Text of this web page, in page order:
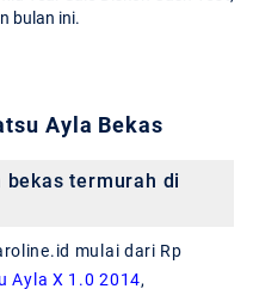
bulan ini.
Ayla Bekas
bekas termurah di
mulai dari Rp
Ayla X 1.0 2014,